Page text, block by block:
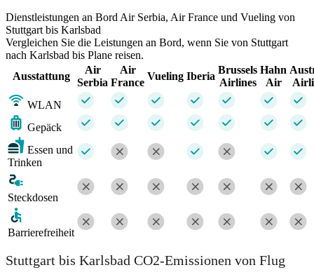
Dienstleistungen an Bord Air Serbia, Air France und Vueling von
Stuttgart bis Karlsbad
Vergleichen Sie die Leistungen an Bord, wenn Sie von Stuttgart
nach Karlsbad bis Plane reisen.
Ausstattung
Air
Serbia
Air
France
Vueling Iberia
Brussels
Airlines
Hahn
Air
WLAN
Gepäck
Essen und
Trinken
Steckdosen
Barrierefreiheit
Stuttgart bis Karlsbad CO2-Emissionen von Flug